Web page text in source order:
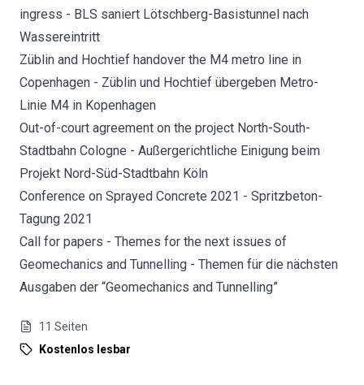
ingress - BLS saniert Lötschberg-Basistunnel nach
Wassereintritt
Züblin and Hochtief handover the M4 metro line in
Copenhagen - Züblin und Hochtief übergeben Metro-
Linie M4 in Kopenhagen
Out-of-court agreement on the project North-South-
Stadtbahn Cologne - Außergerichtliche Einigung beim
Projekt Nord-Süd-Stadtbahn Köln
Conference on Sprayed Concrete 2021 - Spritzbeton-
Tagung 2021
Call for papers - Themes for the next issues of
Geomechanics and Tunnelling - Themen für die nächsten
Ausgaben der “Geomechanics and Tunnelling”
11 Seiten
Kostenlos lesbar